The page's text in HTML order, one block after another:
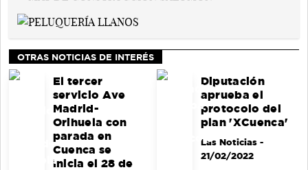
OTRAS NOTICIAS DE INTERÉS
El tercer
servicio Ave
Madrid-
Orihuela con
parada en
Cuenca se
inicia el 28 de
Diputación
aprueba el
protocolo del
plan 'XCuenca'
Las Noticias-
21/02/2022